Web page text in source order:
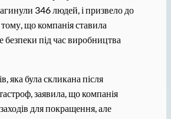
346 людей, і призвело до
що компанія ставила
під час виробництва
яка була скликана після
заявила, що компанія
для покращення, але